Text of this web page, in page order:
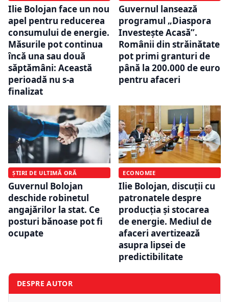
Ilie Bolojan face un nou
apel pentru reducerea
consumului de energie.
Măsurile pot continua
încă una sau două
săptămâni: Această
perioadă nu s-a
finalizat
Guvernul lansează
programul „Diaspora
Investește Acasă”.
Românii din străinătate
pot primi granturi de
până la 200.000 de euro
pentru afaceri
ȘTIRI DE ULTIMĂ ORĂ
Guvernul Bolojan
deschide robinetul
angajărilor la stat. Ce
posturi bănoase pot fi
ocupate
ECONOMIE
Ilie Bolojan, discuții cu
patronatele despre
producția și stocarea
de energie. Mediul de
afaceri avertizează
asupra lipsei de
predictibilitate
DESPRE AUTOR